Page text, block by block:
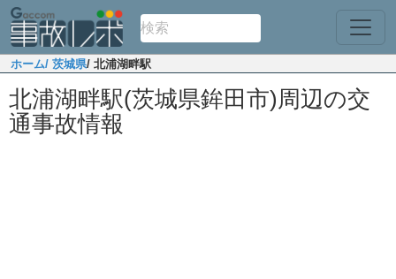
ホーム/ 茨城県/ 北浦湖畔駅
北浦湖畔駅(茨城県鉾田市)周辺の交
通事故情報